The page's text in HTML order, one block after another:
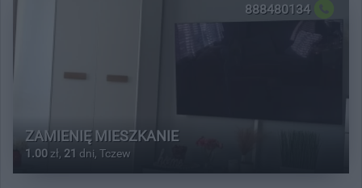
888480134
ZAMIENIĘ MIESZKANIE
1.00 zł, 21 dni, Tczew